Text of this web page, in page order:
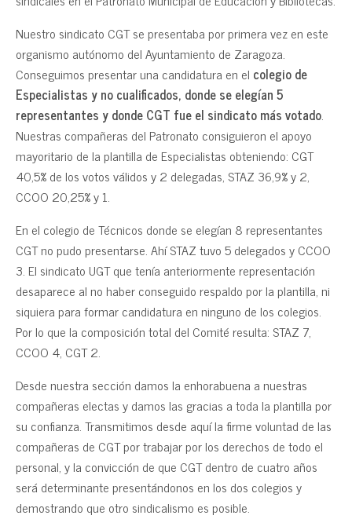
Nuestro sindicato CGT se presentaba por primera vez en este
organismo autónomo del Ayuntamiento de Zaragoza.
Conseguimos presentar una candidatura en el colegio de
Especialistas y no cualificados, donde se elegían 5
representantes y donde CGT fue el sindicato más votado.
Nuestras compañeras del Patronato consiguieron el apoyo
mayoritario de la plantilla de Especialistas obteniendo: CGT
40,5% de los votos válidos y 2 delegadas, STAZ 36,9% y 2,
CCOO 20,25% y 1.
En el colegio de Técnicos donde se elegían 8 representantes
CGT no pudo presentarse. Ahí STAZ tuvo 5 delegados y CCOO
3. El sindicato UGT que tenía anteriormente representación
desaparece al no haber conseguido respaldo por la plantilla, ni
siquiera para formar candidatura en ninguno de los colegios.
Por lo que la composición total del Comité resulta: STAZ 7,
CCOO 4, CGT 2.
Desde nuestra sección damos la enhorabuena a nuestras
compañeras electas y damos las gracias a toda la plantilla por
su confianza. Transmitimos desde aquí la firme voluntad de las
compañeras de CGT por trabajar por los derechos de todo el
personal, y la convicción de que CGT dentro de cuatro años
será determinante presentándonos en los dos colegios y
demostrando que otro sindicalismo es posible.